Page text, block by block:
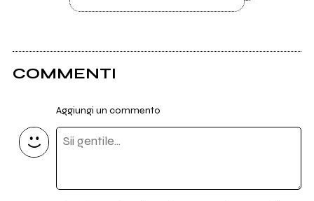
COMMENTI
Aggiungi un commento